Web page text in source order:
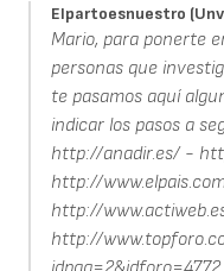
Elpartoesnuestro
Mario, para ponerte
personas que
te pasamos aquí
indicar los pasos a
http://anadir.es/ -
http://
http://
http://